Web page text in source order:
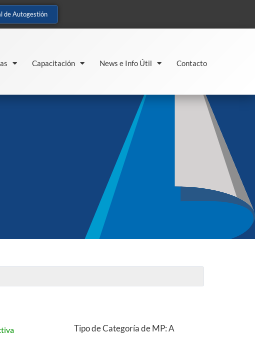
de Autogestión
Capacitación News e Info Útil Contacto
Tipo de Categoría de MP: A